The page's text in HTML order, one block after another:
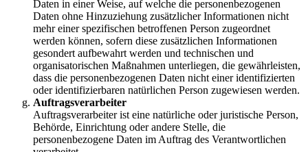
Daten in einer Weise, auf welche die personenbezogenen
Daten ohne Hinzuziehung zusätzlicher Informationen nicht
mehr einer spezifischen betroffenen Person zugeordnet
werden können, sofern diese zusätzlichen Informationen
gesondert aufbewahrt werden und technischen und
organisatorischen Maßnahmen unterliegen, die gewährleisten,
dass die personenbezogenen Daten nicht einer identifizierten
oder identifizierbaren natürlichen Person zugewiesen werden.
Auftragsverarbeiter
Auftragsverarbeiter ist eine natürliche oder juristische Person,
Behörde, Einrichtung oder andere Stelle, die
personenbezogene Daten im Auftrag des Verantwortlichen